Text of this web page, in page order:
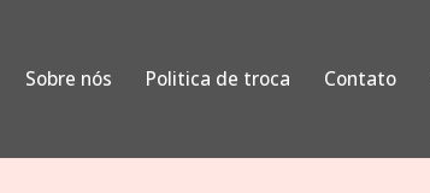
Sobre nós Politica de troca Contato